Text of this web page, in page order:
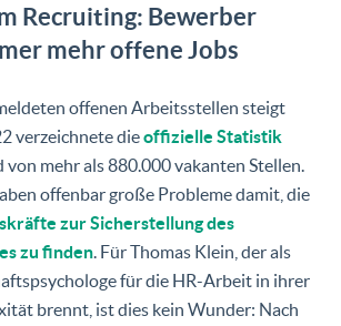
byUsercentrics Consent
Management Platform
Recruiting: Bewerber
mehr offene Jobs
offenen Arbeitsstellen steigt
verzeichnete dieoffizielle Statistik
mehr als 880.000 vakanten Stellen.
offenbar große Probleme damit, die
zur Sicherstellung des
zu finden. Für Thomas Klein, der als
für die HR-Arbeit in ihrer
brennt, ist dies kein Wunder: Nach